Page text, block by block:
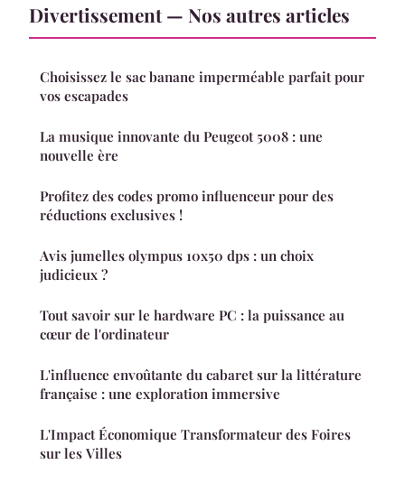
Divertissement — Nos autres articles
Choisissez le sac banane imperméable parfait pour
vos escapades
La musique innovante du Peugeot 5008 : une
nouvelle ère
Profitez des codes promo influenceur pour des
réductions exclusives !
Avis jumelles olympus 10x50 dps : un choix
judicieux ?
Tout savoir sur le hardware PC : la puissance au
cœur de l'ordinateur
L'influence envoûtante du cabaret sur la littérature
française : une exploration immersive
L'Impact Économique Transformateur des Foires
sur les Villes